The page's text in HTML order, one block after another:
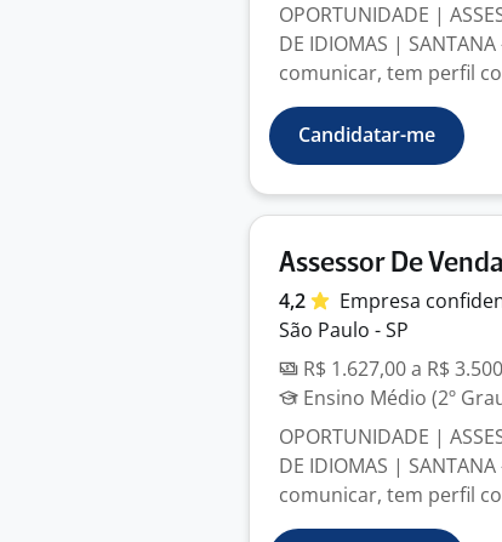
OPORTUNIDADE |
DE IDIOMAS |
comunicar, tem perfil
Candidatar-me
Assessor De
4,2 Empresa
São Paulo - SP
R$ 1.627,00 a R$
Ensino Médio (2º
OPORTUNIDADE |
DE IDIOMAS |
comunicar, tem perfil